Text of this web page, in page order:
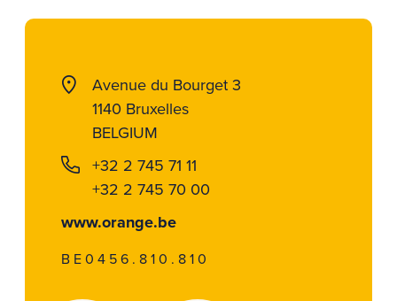
Avenue du Bourget 3
1140 Bruxelles
BELGIUM
+32 2 745 71 11
+32 2 745 70 00
www.orange.be
BE0456.810.810